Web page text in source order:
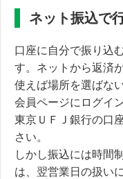
ネット振込で
口座に自分で振り込
す。ネットから返済
使えば場所を選ばな
会員ページにログイ
東京ＵＦＪ銀行の口
さい。
しかし振込には時間
は、翌営業日の扱い